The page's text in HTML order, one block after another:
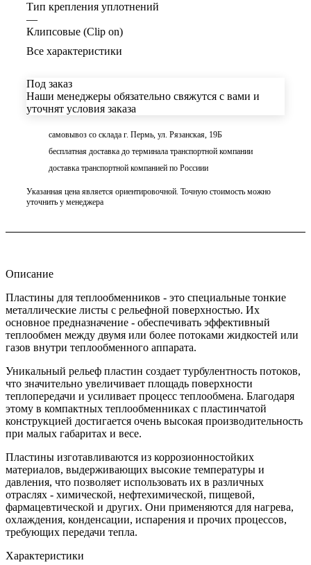
Тип крепления уплотнений
—
Клипсовые (Clip on)
Все характеристики
Под заказ
Наши менеджеры обязательно свяжутся с вами и
уточнят условия заказа
самовывоз со склада г. Пермь, ул. Рязанская, 19Б
бесплатная доставка до терминала транспортной компании
доставка транспортной компанией по Россиии
Указанная цена является ориентировочной. Точную стоимость можно
уточнить у менеджера
Описание
Пластины для теплообменников - это специальные тонкие
металлические листы с рельефной поверхностью. Их
основное предназначение - обеспечивать эффективный
теплообмен между двумя или более потоками жидкостей или
газов внутри теплообменного аппарата.
Уникальный рельеф пластин создает турбулентность потоков,
что значительно увеличивает площадь поверхности
теплопередачи и усиливает процесс теплообмена. Благодаря
этому в компактных теплообменниках с пластинчатой
конструкцией достигается очень высокая производительность
при малых габаритах и весе.
Пластины изготавливаются из коррозионностойких
материалов, выдерживающих высокие температуры и
давления, что позволяет использовать их в различных
отраслях - химической, нефтехимической, пищевой,
фармацевтической и других. Они применяются для нагрева,
охлаждения, конденсации, испарения и прочих процессов,
требующих передачи тепла.
Характеристики